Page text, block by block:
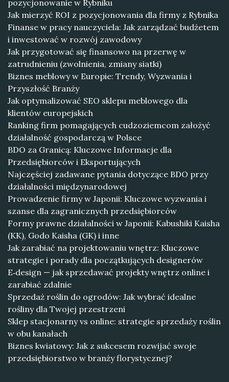
pozycjonowanie w Rybniku
Jak mierzyć ROI z pozycjonowania dla firmy z Rybnika
Finanse w pracy nauczyciela: Jak zarządzać budżetem
i inwestować w rozwój zawodowy
Jak przygotować się finansowo na przerwę w
zatrudnieniu (zwolnienia, zmiany siatki)
Biznes meblowy w Europie: Trendy, Wyzwania i
Przyszłość Branży
Jak optymalizować SEO sklepu meblowego dla
klientów europejskich
Ranking firm pomagających cudzoziemcom założyć
działalność gospodarczą w Polsce
BDO za Granicą: Kluczowe Informacje dla
Przedsiębiorców i Eksportujących
Najczęściej zadawane pytania dotyczące BDO przy
działalności międzynarodowej
Prowadzenie firmy w Japonii: Kluczowe wyzwania i
szanse dla zagranicznych przedsiębiorców
Formy prawne działalności w Japonii: Kabushiki Kaisha
(KK), Godo Kaisha (GK) i inne
Jak zarabiać na projektowaniu wnętrz: Kluczowe
strategie i porady dla początkujących designerów
E‑design — jak sprzedawać projekty wnętrz online i
zarabiać zdalnie
Sprzedaż roślin do ogrodów: Jak wybrać idealne
rośliny dla Twojej przestrzeni
Sklep stacjonarny vs online: strategie sprzedaży roślin
w obu kanałach
Biznes kwiatowy: Jak z sukcesem rozwijać swoje
przedsiębiorstwo w branży florystycznej?